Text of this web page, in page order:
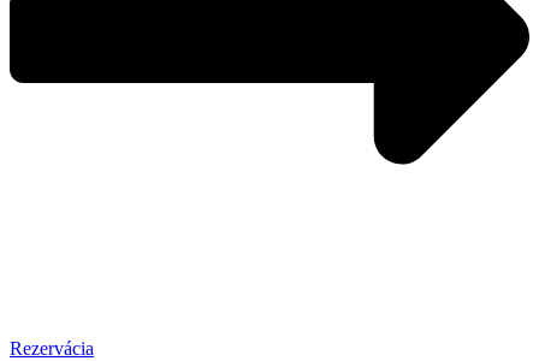
Rezervácia